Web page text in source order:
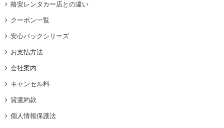
格安レンタカー店との違い
クーポン一覧
安心パックシリーズ
お支払方法
会社案内
キャンセル料
貸渡約款
個人情報保護法